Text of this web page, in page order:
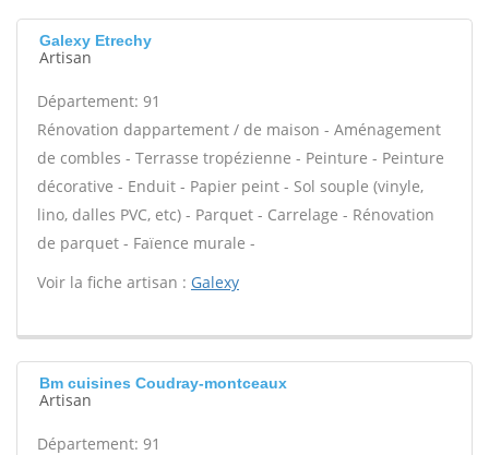
Galexy Etrechy
Artisan
Département: 91
Rénovation dappartement / de maison - Aménagement
de combles - Terrasse tropézienne - Peinture - Peinture
décorative - Enduit - Papier peint - Sol souple (vinyle,
lino, dalles PVC, etc) - Parquet - Carrelage - Rénovation
de parquet - Faïence murale -
Voir la fiche artisan : Galexy
Bm cuisines Coudray-montceaux
Artisan
Département: 91